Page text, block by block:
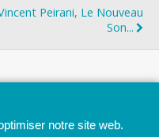
Peirani, Le Nouveau
Son...
notre site web.